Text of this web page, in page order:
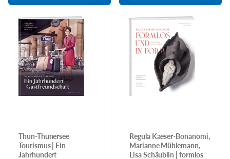
Thun-Thunersee
Tourismus | Ein
Jahrhundert
Regula Kaeser-Bonanomi,
Marianne Mühlemann,
Lisa Schäublin | formlos